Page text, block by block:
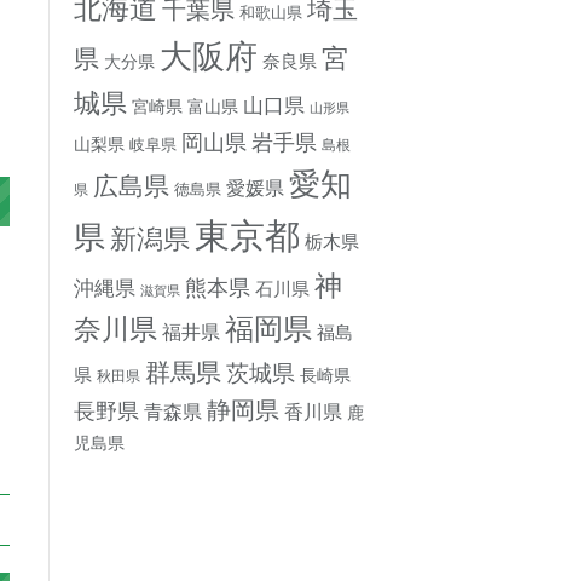
北海道 千葉県 和歌山県 埼玉
県 大分県 大阪府 奈良県 宮
城県 宮崎県 富山県 山口県 山形県
山梨県 岐阜県 岡山県 岩手県 島根
県 広島県 徳島県 愛媛県 愛知
県 新潟県 東京都 栃木県
沖縄県 滋賀県 熊本県 石川県 神
奈川県 福井県 福岡県 福島
県 秋田県 群馬県 茨城県 長崎県
長野県 青森県 静岡県 香川県 鹿
児島県